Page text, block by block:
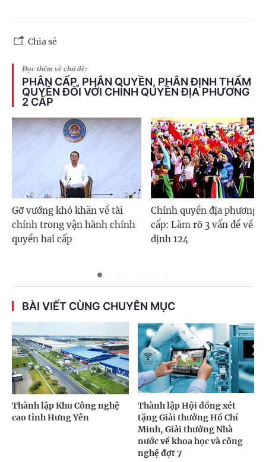
Chia sẻ
Đọc thêm về chủ đề:
PHÂN CẤP, PHÂN QUYỀN, PHÂN ĐỊNH THẨM
QUYỀN ĐỐI VỚI CHÍNH QUYỀN ĐỊA PHƯƠNG
2 CẤP
Gỡ vướng khó khăn về tài
chính trong vận hành chính
quyền hai cấp
Chính quyền địa phương 2
cấp: Làm rõ 3 vấn đề về
định 124
BÀI VIẾT CÙNG CHUYÊN MỤC
Thành lập Khu Công nghệ
cao tỉnh Hưng Yên
Thành lập Hội đồng xét
tặng Giải thưởng Hồ Chí
Minh, Giải thưởng Nhà
nước về khoa học và công
nghệ đợt 7